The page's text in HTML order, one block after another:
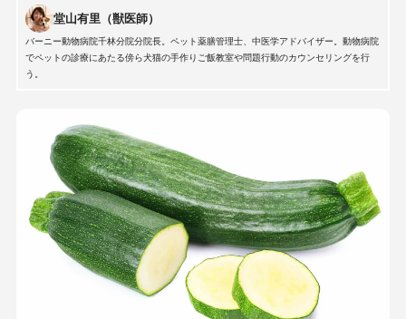
堂山有里（獣医師）
バーニー動物病院千林分院分院長。ペット薬膳管理士、中医学アドバイザー。動物病院
でペットの診療にあたる傍ら犬猫の手作りご飯教室や問題行動のカウンセリングを行
う。